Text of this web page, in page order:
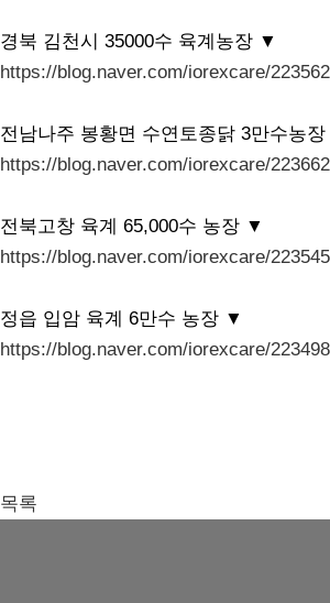
경북 김천시 35000수 육계농장 ▼
https://blog.naver.com/iorexcare/
전남나주 봉황면 수연토종닭 3만수농
https://blog.naver.com/iorexcare/
전북고창 육계 65,000수 농장 ▼
https://blog.naver.com/iorexcare/
정읍 입암 육계 6만수 농장 ▼
https://blog.naver.com/iorexcare/
목록